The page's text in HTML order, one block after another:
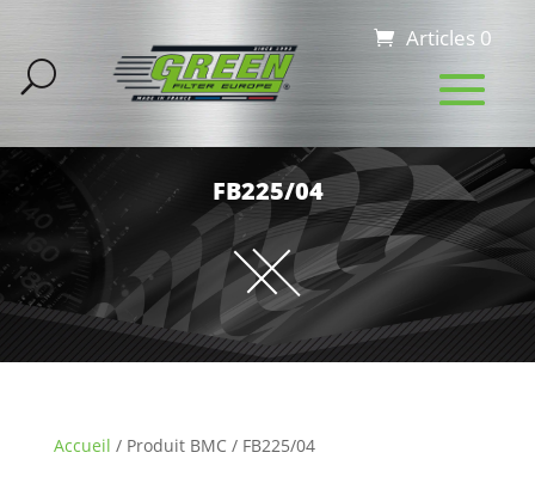
Articles 0
FB225/04
Accueil / Produit BMC / FB225/04